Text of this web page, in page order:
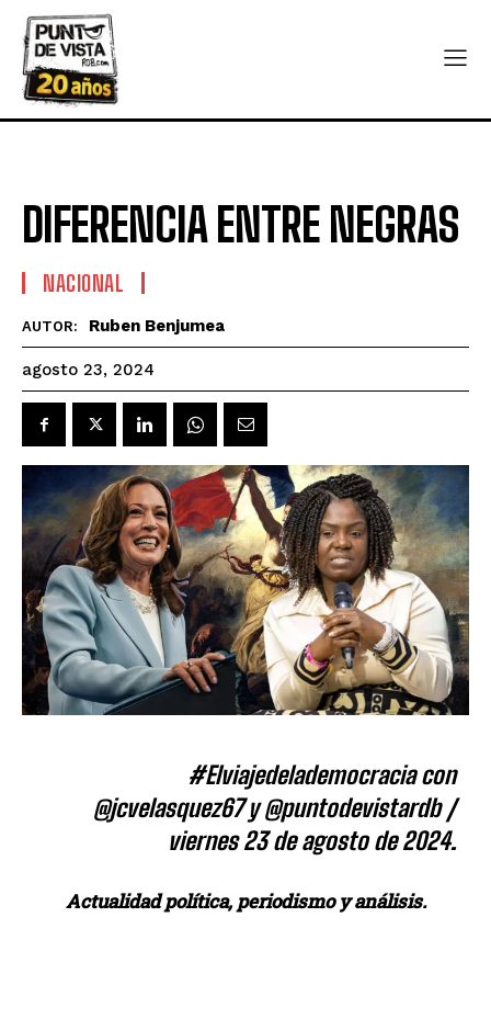
DIFERENCIA ENTRE NEGRAS
NACIONAL
AUTOR: Ruben Benjumea
agosto 23, 2024
#Elviajedelademocracia con
@jcvelasquez67 y @puntodevistardb /
viernes 23 de agosto de 2024.
Actualidad política, periodismo y análisis.